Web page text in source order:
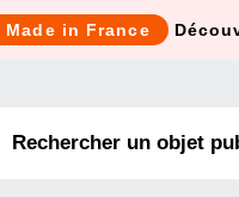
in France